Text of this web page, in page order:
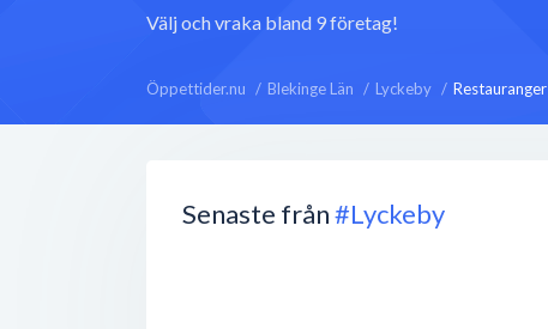
Välj och vraka bland 9 företag!
Öppettider.nu Blekinge Län Lyckeby Restauranger
Senaste från#Lyckeby